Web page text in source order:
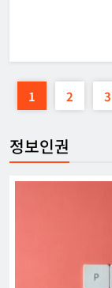
1 2 3
정보인권